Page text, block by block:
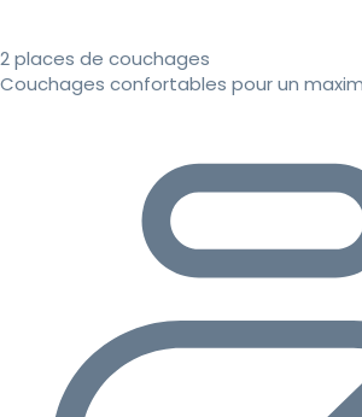
2 places de couchages
Couchages confortables pour un